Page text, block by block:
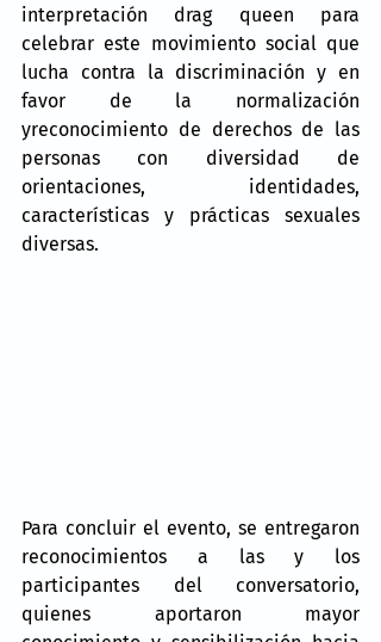
interpretación drag queen para
celebrar este movimiento social que
lucha contra la discriminación y en
favor de la normalización
yreconocimiento de derechos de las
personas con diversidad de
orientaciones, identidades,
características y prácticas sexuales
diversas.
Para concluir el evento, se entregaron
reconocimientos a las y los
participantes del conversatorio,
quienes aportaron mayor